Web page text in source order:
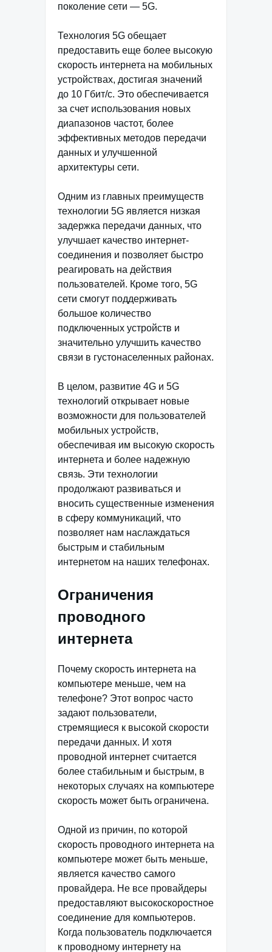
поколение сети — 5G.
Технология 5G обещает
предоставить еще более высокую
скорость интернета на мобильных
устройствах, достигая значений
до 10 Гбит/с. Это обеспечивается
за счет использования новых
диапазонов частот, более
эффективных методов передачи
данных и улучшенной
архитектуры сети.
Одним из главных преимуществ
технологии 5G является низкая
задержка передачи данных, что
улучшает качество интернет-
соединения и позволяет быстро
реагировать на действия
пользователей. Кроме того, 5G
сети смогут поддерживать
большое количество
подключенных устройств и
значительно улучшить качество
связи в густонаселенных районах.
В целом, развитие 4G и 5G
технологий открывает новые
возможности для пользователей
мобильных устройств,
обеспечивая им высокую скорость
интернета и более надежную
связь. Эти технологии
продолжают развиваться и
вносить существенные изменения
в сферу коммуникаций, что
позволяет нам наслаждаться
быстрым и стабильным
интернетом на наших телефонах.
Ограничения
проводного
интернета
Почему скорость интернета на
компьютере меньше, чем на
телефоне? Этот вопрос часто
задают пользователи,
стремящиеся к высокой скорости
передачи данных. И хотя
проводной интернет считается
более стабильным и быстрым, в
некоторых случаях на компьютере
скорость может быть ограничена.
Одной из причин, по которой
скорость проводного интернета на
компьютере может быть меньше,
является качество самого
провайдера. Не все провайдеры
предоставляют высокоскоростное
соединение для компьютеров.
Когда пользователь подключается
к проводному интернету на